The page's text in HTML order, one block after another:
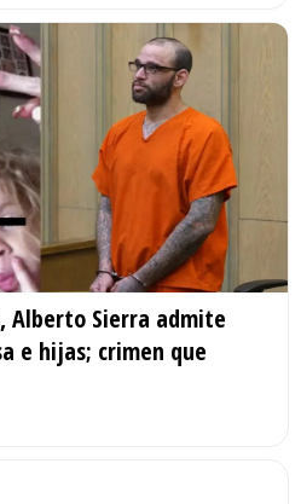
Alberto Sierra admite
e hijas; crimen que